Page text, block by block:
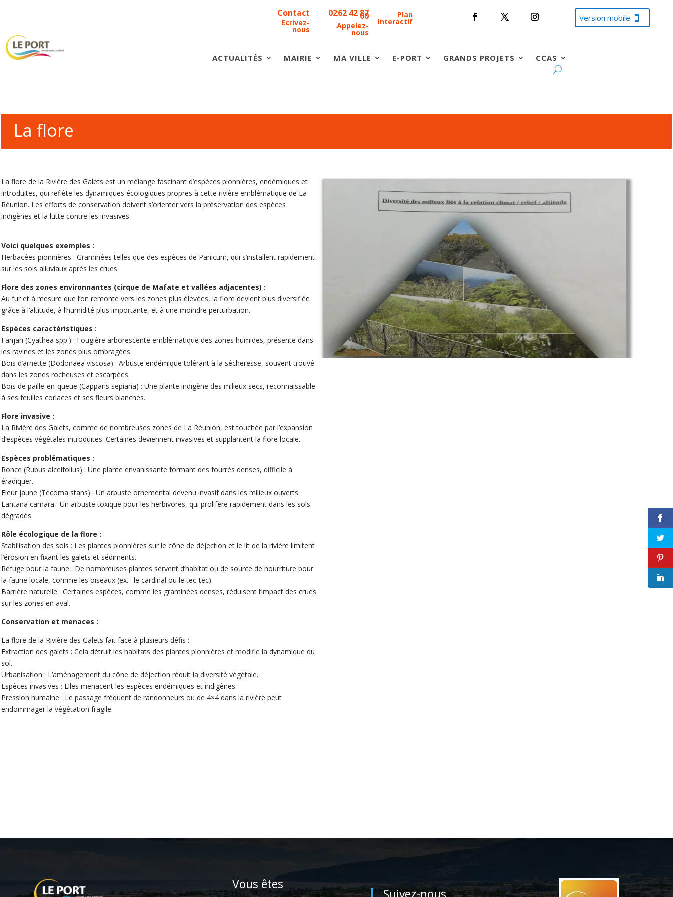
Contact
Ecrivez-
nous
0262 42 87
00
Appelez-
nous
Plan
Interactif Version mobile
ACTUALITÉS MAIRIE MA VILLE E-PORT GRANDS PROJETS CCAS
La flore
La flore de la Rivière des Galets est un mélange fascinant d’espèces pionnières, endémiques et
introduites, qui reflète les dynamiques écologiques propres à cette rivière emblématique de La
Réunion. Les efforts de conservation doivent s’orienter vers la préservation des espèces
indigènes et la lutte contre les invasives.
Voici quelques exemples :
Herbacées pionnières : Graminées telles que des espèces de Panicum, qui s’installent rapidement
sur les sols alluviaux après les crues.
Flore des zones environnantes (cirque de Mafate et vallées adjacentes) :
Au fur et à mesure que l’on remonte vers les zones plus élevées, la flore devient plus diversifiée
grâce à l’altitude, à l’humidité plus importante, et à une moindre perturbation.
Espèces caractéristiques :
Fanjan (Cyathea spp.) : Fougière arborescente emblématique des zones humides, présente dans
les ravines et les zones plus ombragées.
Bois d’arnette (Dodonaea viscosa) : Arbuste endémique tolérant à la sécheresse, souvent trouvé
dans les zones rocheuses et escarpées.
Bois de paille-en-queue (Capparis sepiaria) : Une plante indigène des milieux secs, reconnaissable
à ses feuilles coriaces et ses fleurs blanches.
Flore invasive :
La Rivière des Galets, comme de nombreuses zones de La Réunion, est touchée par l’expansion
d’espèces végétales introduites. Certaines deviennent invasives et supplantent la flore locale.
Espèces problématiques :
Ronce (Rubus alceifolius) : Une plante envahissante formant des fourrés denses, difficile à
éradiquer.
Fleur jaune (Tecoma stans) : Un arbuste ornemental devenu invasif dans les milieux ouverts.
Lantana camara : Un arbuste toxique pour les herbivores, qui prolifère rapidement dans les sols
dégradés.
Rôle écologique de la flore :
Stabilisation des sols : Les plantes pionnières sur le cône de déjection et le lit de la rivière limitent
l’érosion en fixant les galets et sédiments.
Refuge pour la faune : De nombreuses plantes servent d’habitat ou de source de nourriture pour
la faune locale, comme les oiseaux (ex. : le cardinal ou le tec-tec).
Barrière naturelle : Certaines espèces, comme les graminées denses, réduisent l’impact des crues
sur les zones en aval.
Conservation et menaces :
La flore de la Rivière des Galets fait face à plusieurs défis :
Extraction des galets : Cela détruit les habitats des plantes pionnières et modifie la dynamique du
sol.
Urbanisation : L’aménagement du cône de déjection réduit la diversité végétale.
Espèces invasives : Elles menacent les espèces endémiques et indigènes.
Pression humaine : Le passage fréquent de randonneurs ou de 4×4 dans la rivière peut
endommager la végétation fragile.
Vous êtes